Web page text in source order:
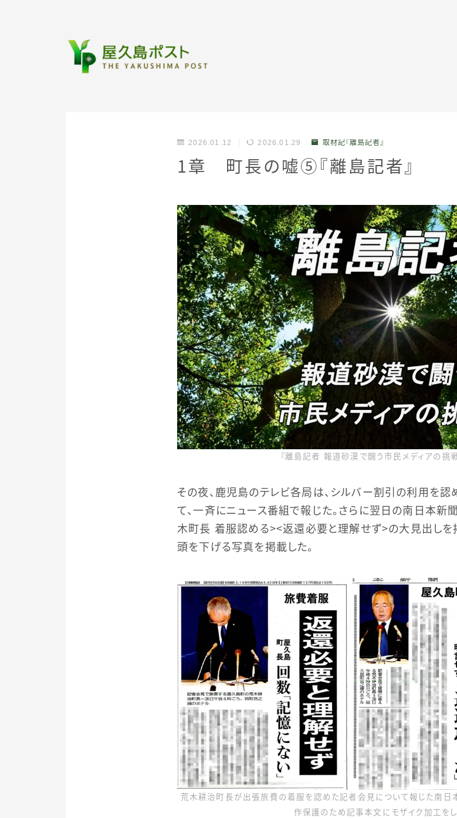
私たちについて
情報提供
2026.01.12 2026.01.29 取材記『離島記者』
１章 町長の嘘⑤『離島記者』
『離島記者 報道砂漠で闘う市民メディアの挑
その夜、鹿児島のテレビ各局は、シルバー割引の利用を
て、一斉にニュース番組で報じた。さらに翌日の南日本新
木町長 着服認める＞＜返還必要と理解せず＞の大見出し
頭を下げる写真を掲載した。
荒木耕治町長が出張旅費の着服を認めた記者会見について報じた南日
作保護のため記事本文にモザイク加工をし